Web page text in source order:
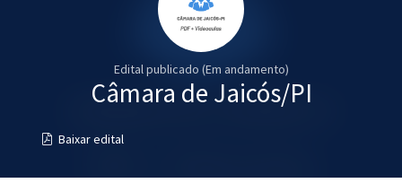
Edital publicado (Em andamento)
Câmara de Jaicós/PI
Baixar edital